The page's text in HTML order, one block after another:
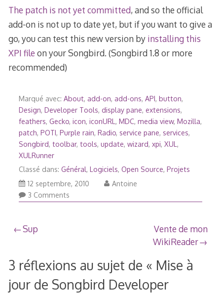
The patch is not yet committed, and so the official
add-on is not up to date yet, but if you want to give a
go, you can test this new version by installing this
XPI file on your Songbird. (Songbird 1.8 or more
recommended)
Marqué avec: About, add-on, add-ons, API, button,
Design, Developer Tools, display pane, extensions,
feathers, Gecko, icon, iconURL , MDC, media view, Mozilla,
patch, POTI, Purple rain, Radio, service pane, services,
Songbird, toolbar, tools, update, wizard, xpi, XUL ,
XULRunner
Classé dans: Général, Logiciels, Open Source, Projets
12 septembre, 201012
Antoine
3 Comments
Navigation
l’article
Sup
Vente de mon
WikiReader
3 réflexions au sujet de « Mise à
jour de Songbird Developer